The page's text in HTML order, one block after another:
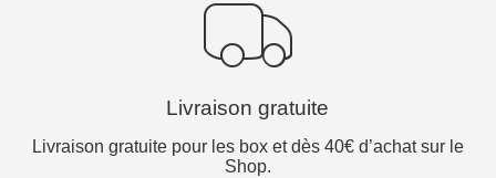
Livraison gratuite
Livraison gratuite pour les box et dès 40€ d’achat sur le
Shop.